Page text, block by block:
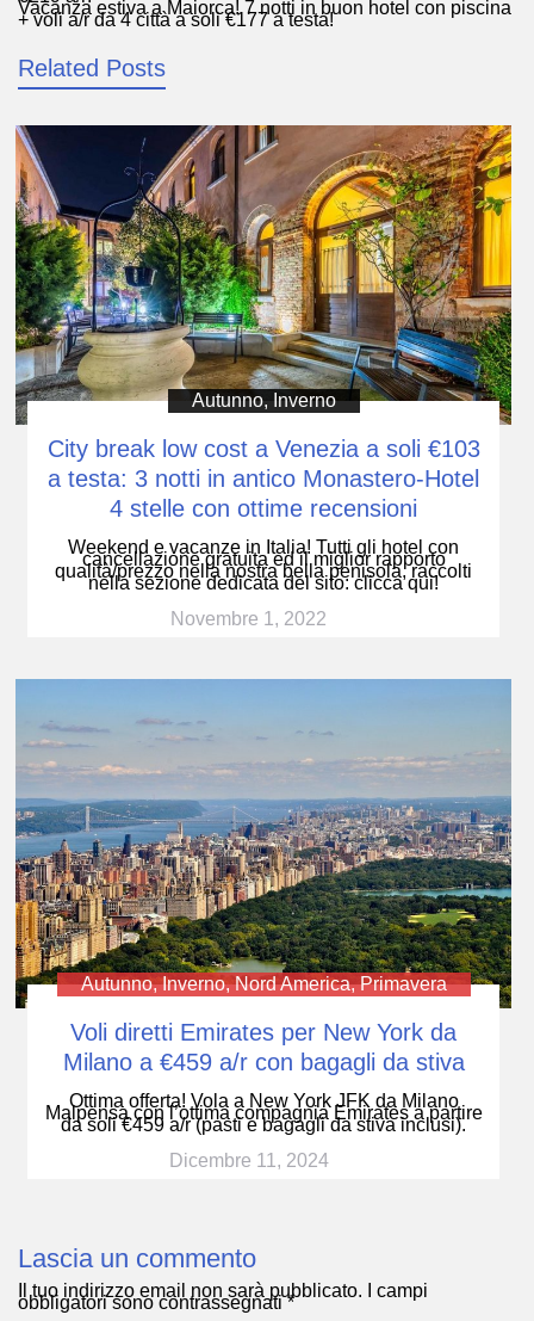
articoli
Vacanza estiva a Maiorca! 7 notti in buon hotel con piscina
+ voli a/r da 4 città a soli €177 a testa!
Related Posts
Autunno, Inverno
City break low cost a Venezia a soli €103
a testa: 3 notti in antico Monastero-Hotel
4 stelle con ottime recensioni
Weekend e vacanze in Italia! Tutti gli hotel con
cancellazione gratuita ed il miglior rapporto
qualità/prezzo nella nostra bella penisola, raccolti
nella sezione dedicata del sito: clicca qui!
Novembre 1, 2022
Autunno,Inverno,Nord America,Primavera
Voli diretti Emirates per New York da
Milano a €459 a/r con bagagli da stiva
Ottima offerta! Vola a New York JFK da Milano
Malpensa con l’ottima compagnia Emirates a partire
da soli €459 a/r (pasti e bagagli da stiva inclusi).
Dicembre 11, 2024
Lascia un commento
Il tuo indirizzo email non sarà pubblicato. I campi
obbligatori sono contrassegnati*